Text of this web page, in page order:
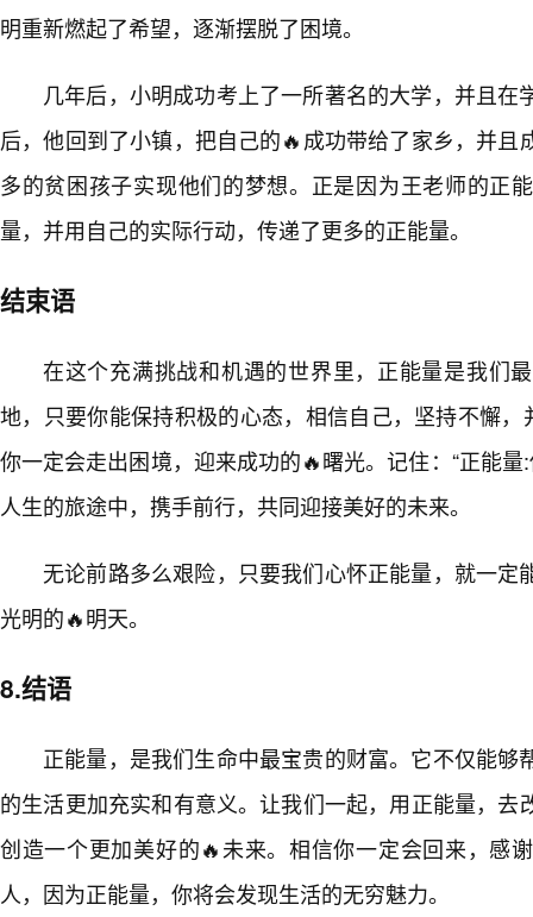
明重新燃起了希望，逐渐摆脱了困境。
几年后，小明成功考上了一所著名的大学，并且在
后，他回到了小镇，把自己的🔥成功带给了家乡，并且
多的贫困孩子实现他们的梦想。正是因为王老师的正
量，并用自己的实际行动，传递了更多的正能量。
结束语
在这个充满挑战和机遇的世界里，正能量是我们
地，只要你能保持积极的心态，相信自己，坚持不懈，
你一定会走出困境，迎来成功的🔥曙光。记住：“正能
人生的旅途中，携手前行，共同迎接美好的未来。
无论前路多么艰险，只要我们心怀正能量，就一定
光明的🔥明天。
8.结语
正能量，是我们生命中最宝贵的财富。它不仅能够
的生活更加充实和有意义。让我们一起，用正能量，去
创造一个更加美好的🔥未来。相信你一定会回来，感
人，因为正能量，你将会发现生活的无穷魅力。